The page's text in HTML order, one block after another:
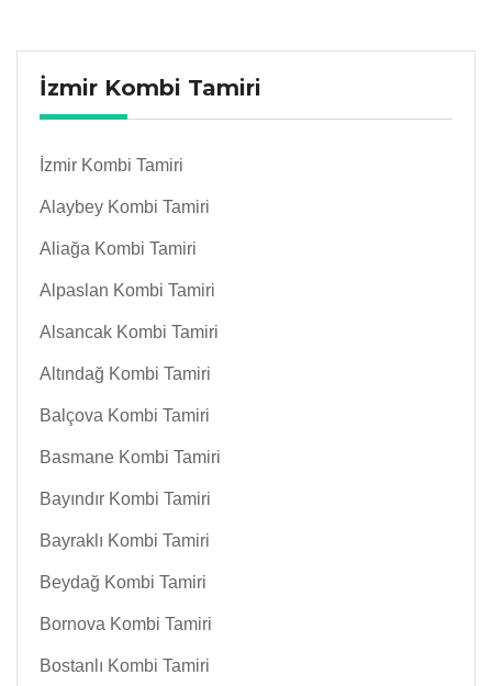
İzmir Kombi Tamiri
İzmir Kombi Tamiri
Alaybey Kombi Tamiri
Aliağa Kombi Tamiri
Alpaslan Kombi Tamiri
Alsancak Kombi Tamiri
Altındağ Kombi Tamiri
Balçova Kombi Tamiri
Basmane Kombi Tamiri
Bayındır Kombi Tamiri
Bayraklı Kombi Tamiri
Beydağ Kombi Tamiri
Bornova Kombi Tamiri
Bostanlı Kombi Tamiri